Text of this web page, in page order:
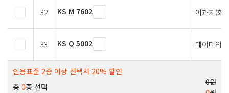
32 KS M 7602 여과지(화
33 KS Q 5002 데이터의
인용표준 2종 이상 선택시 20% 할인
총 0종 선택
0원